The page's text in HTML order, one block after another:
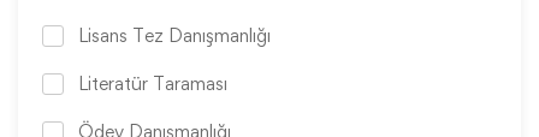
Lisans Tez Danışmanlığı
Literatür Taraması
Ödev Danışmanlığı